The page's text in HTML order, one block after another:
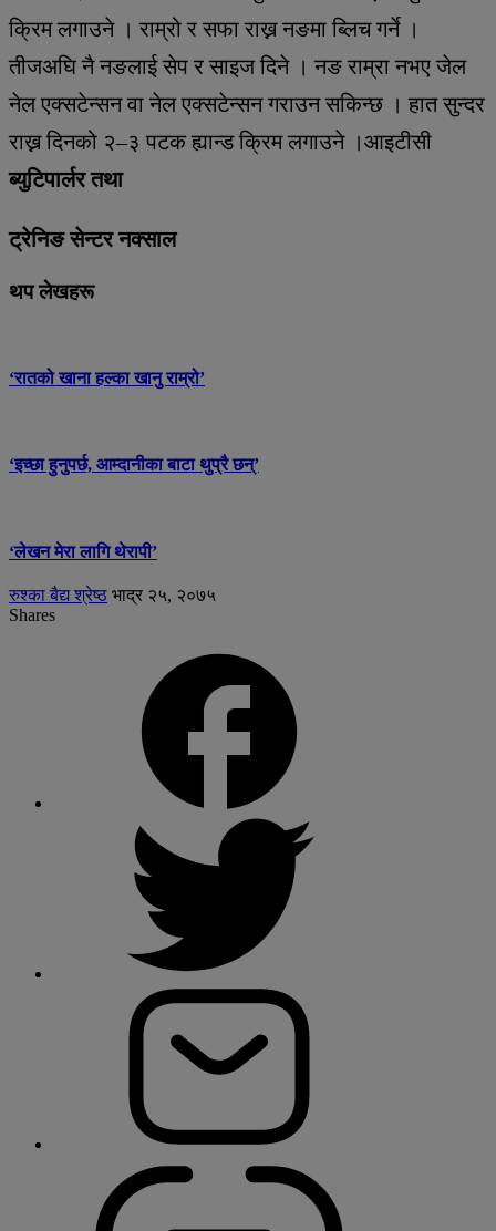
क्रिम लगाउने । राम्रो र सफा राख्न नङमा ब्लिच गर्ने ।
तीजअघि नै नङलाई सेप र साइज दिने । नङ राम्रा नभए जेल
नेल एक्सटेन्सन वा नेल एक्सटेन्सन गराउन सकिन्छ । हात सुन्दर
राख्न दिनको २–३ पटक ह्यान्ड क्रिम लगाउने ।आइटीसी
ब्युटिपार्लर तथा
ट्रेनिङ सेन्टर नक्साल
थप लेखहरू
‘रातको खाना हल्का खानु राम्रो’
‘इच्छा हुनुपर्छ, आम्दानीका बाटा थुप्रै छन्’
‘लेखन मेरा लागि थेरापी’
रुश्का बैद्य श्रेष्ठ भाद्र २५, २०७५
Shares